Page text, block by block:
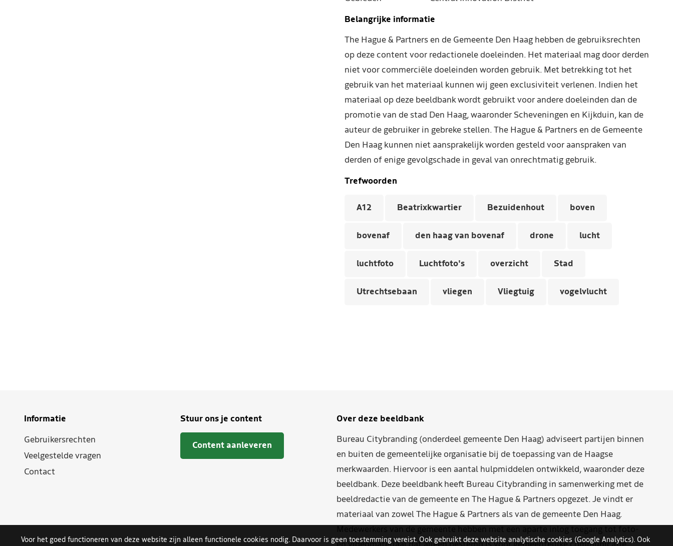
Belangrijke informatie
The Hague & Partners en de Gemeente Den Haag hebben de gebruiksrechten
op deze content voor redactionele doeleinden. Het materiaal mag door derden
niet voor commerciële doeleinden worden gebruik. Met betrekking tot het
gebruik van het materiaal kunnen wij geen exclusiviteit verlenen. Indien het
materiaal op deze beeldbank wordt gebruikt voor andere doeleinden dan de
promotie van de stad Den Haag, waaronder Scheveningen en Kijkduin, kan de
auteur de gebruiker in gebreke stellen. The Hague & Partners en de Gemeente
Den Haag kunnen niet aansprakelijk worden gesteld voor aanspraken van
derden of enige gevolgschade in geval van onrechtmatig gebruik.
Trefwoorden
A12 Beatrixkwartier Bezuidenhout boven
bovenaf den haag van bovenaf drone lucht
luchtfoto Luchtfoto's overzicht Stad
Utrechtsebaan vliegen Vliegtuig vogelvlucht
Informatie
Gebruikersrechten
Veelgestelde vragen
Contact
Stuur ons je content
Content aanleveren
Over deze beeldbank
Bureau Citybranding (onderdeel gemeente Den Haag) adviseert partijen binnen
en buiten de gemeentelijke organisatie bij de toepassing van de Haagse
merkwaarden. Hiervoor is een aantal hulpmiddelen ontwikkeld, waaronder deze
beeldbank. Deze beeldbank heeft Bureau Citybranding in samenwerking met de
beeldredactie van de gemeente en The Hague & Partners opgezet. Je vindt er
materiaal van zowel The Hague & Partners als van de gemeente Den Haag.
Voor het goed functioneren van deze website zijn alleen functionele cookies nodig. Daarvoor is geen toestemming vereist. Ook gebruikt deze website analytische cookies (Google Analytics). Ook